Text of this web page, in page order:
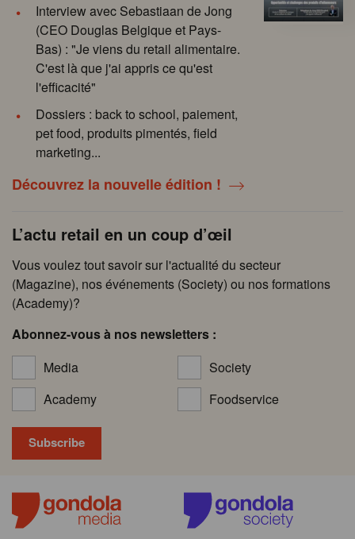
Interview avec Sebastiaan de Jong
(CEO Douglas Belgique et Pays-
Bas) : "Je viens du retail alimentaire.
C'est là que j'ai appris ce qu'est
l'efficacité"
Dossiers : back to school, paiement,
pet food, produits pimentés, field
marketing...
Découvrez la nouvelle édition !
L’actu retail en un coup d’œil
Vous voulez tout savoir sur l'actualité du secteur
(Magazine), nos événements (Society) ou nos formations
(Academy)?
Abonnez-vous à nos newsletters :
Media
Society
Academy
Foodservice